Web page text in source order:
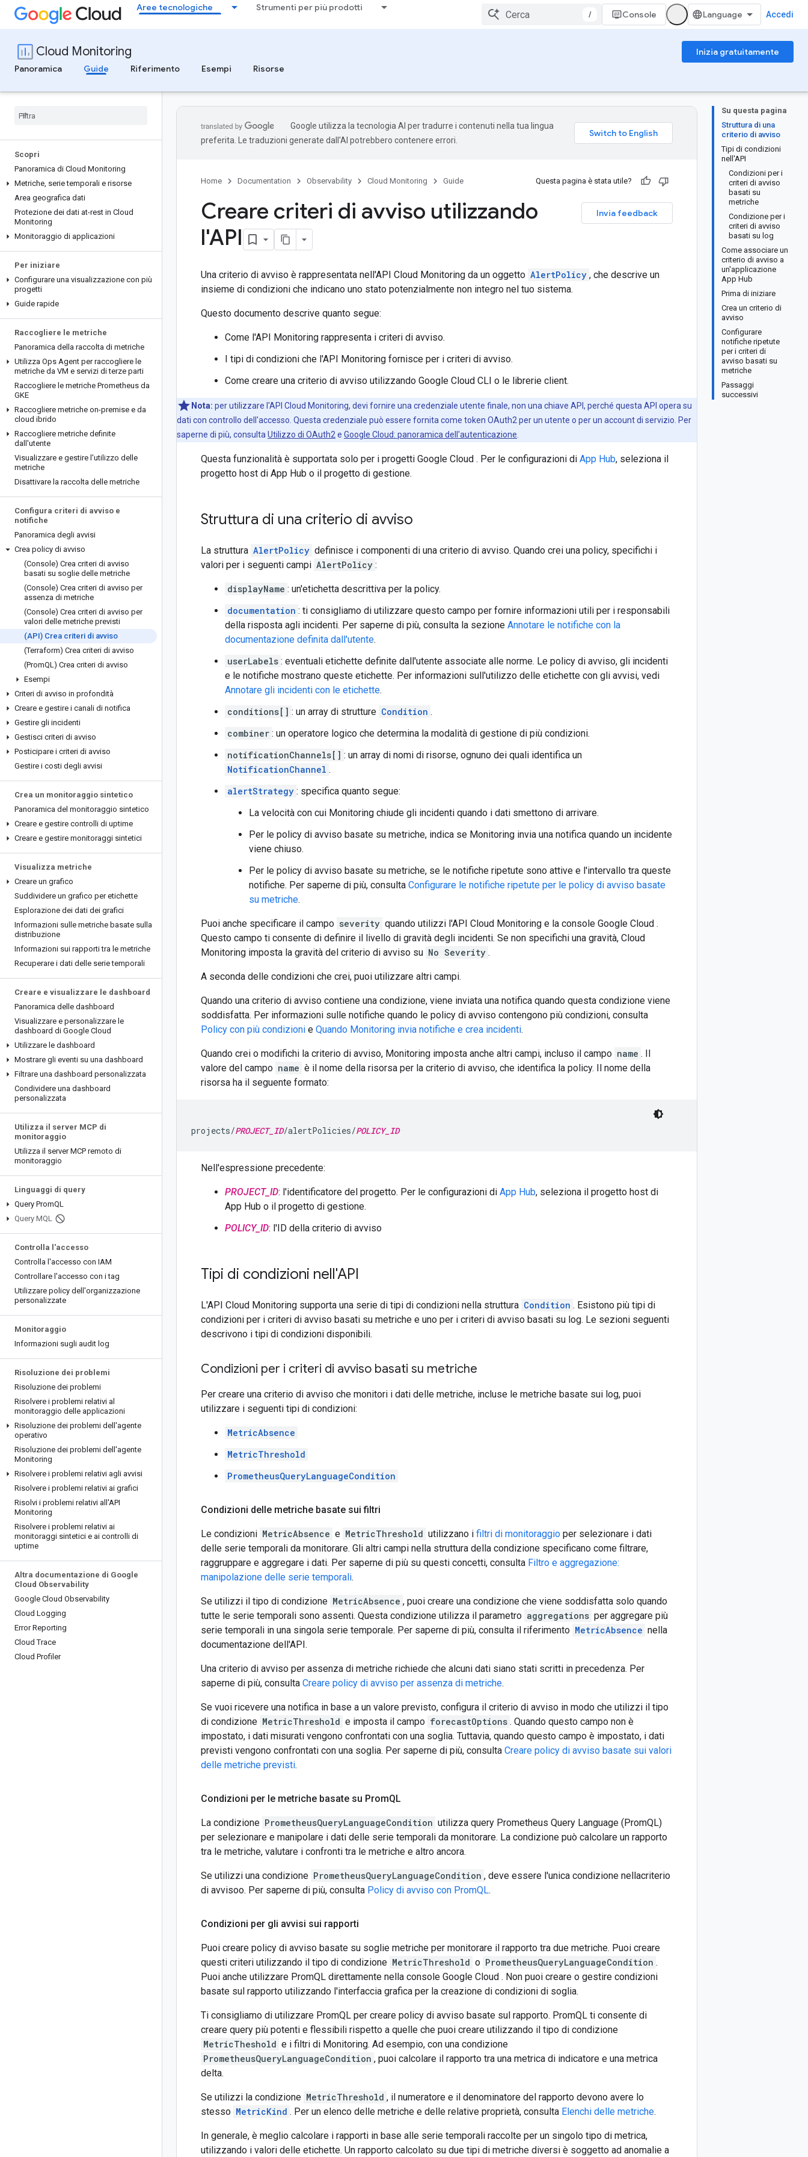
Aree tecnologiche Strumenti per più prodotti
/ Console Accedi
Cloud Monitoring
Inizia gratuitamente
Panoramica
Guide Riferimento Esempi Risorse
Scopri
Panoramica di Cloud Monitoring
Metriche, serie temporali e risorse
Area geografica dati
Protezione dei dati at-rest in Cloud
Monitoring
Monitoraggio di applicazioni
Per iniziare
Configurare una visualizzazione con più
progetti
Guide rapide
Raccogliere le metriche
Panoramica della raccolta di metriche
Utilizza Ops Agent per raccogliere le
metriche da VM e servizi di terze parti
Raccogliere le metriche Prometheus da
GKE
Raccogliere metriche on-premise e da
cloud ibrido
Raccogliere metriche definite
dall'utente
Visualizzare e gestire l'utilizzo delle
metriche
Disattivare la raccolta delle metriche
Configura criteri di avviso e
notifiche
Panoramica degli avvisi
Crea policy di avviso
(Console) Crea criteri di avviso
basati su soglie delle metriche
(Console) Crea criteri di avviso per
assenza di metriche
(Console) Crea criteri di avviso per
valori delle metriche previsti
(API) Crea criteri di avviso
(Terraform) Crea criteri di avviso
(PromQL) Crea criteri di avviso
Esempi
Criteri di avviso in profondità
Creare e gestire i canali di notifica
Gestire gli incidenti
Gestisci criteri di avviso
Posticipare i criteri di avviso
Gestire i costi degli avvisi
Crea un monitoraggio sintetico
Panoramica del monitoraggio sintetico
Creare e gestire controlli di uptime
Creare e gestire monitoraggi sintetici
Visualizza metriche
Creare un grafico
Suddividere un grafico per etichette
Esplorazione dei dati dei grafici
Informazioni sulle metriche basate sulla
distribuzione
Informazioni sui rapporti tra le metriche
Recuperare i dati delle serie temporali
Creare e visualizzare le dashboard
Panoramica delle dashboard
Visualizzare e personalizzare le
dashboard di Google Cloud
Utilizzare le dashboard
Mostrare gli eventi su una dashboard
Filtrare una dashboard personalizzata
Condividere una dashboard
personalizzata
Utilizza il server MCP di
monitoraggio
Utilizza il server MCP remoto di
monitoraggio
Linguaggi di query
Query PromQL
Query MQL
Controlla l'accesso
Controlla l'accesso con IAM
Controllare l'accesso con i tag
Utilizzare policy dell'organizzazione
personalizzate
Monitoraggio
Informazioni sugli audit log
Risoluzione dei problemi
Risoluzione dei problemi
Risolvere i problemi relativi al
monitoraggio delle applicazioni
Risoluzione dei problemi dell'agente
operativo
Risoluzione dei problemi dell'agente
Monitoring
Risolvere i problemi relativi agli avvisi
Risolvere i problemi relativi ai grafici
Risolvi i problemi relativi all'API
Monitoring
Risolvere i problemi relativi ai
monitoraggi sintetici e ai controlli di
uptime
Altra documentazione di Google
Cloud Observability
Google Cloud Observability
Cloud Logging
Error Reporting
Cloud Trace
Cloud Profiler
Su questa pagina
Struttura di una
criterio di avviso
Tipi di condizioni
nell'API
Condizioni per i
criteri di avviso
basati su
metriche
Condizione per i
criteri di avviso
basati su log
Come associare un
criterio di avviso a
un'applicazione
App Hub
Prima di iniziare
Crea un criterio di
avviso
Configurare
notifiche ripetute
per i criteri di
avviso basati su
metriche
Passaggi
successivi
Google utilizza la tecnologia AI per tradurre i contenuti nella tua lingua
preferita. Le traduzioni generate dall'AI potrebbero contenere errori.
Home Documentation Observability Cloud Monitoring Guide Questa pagina è stata utile?
Invia feedback
Creare criteri di avviso utilizzando
l'API
Una criterio di avviso è rappresentata nell'API Cloud Monitoring da un oggetto AlertPolicy , che descrive un
insieme di condizioni che indicano uno stato potenzialmente non integro nel tuo sistema.
Questo documento descrive quanto segue:
Come l'API Monitoring rappresenta i criteri di avviso.
I tipi di condizioni che l'API Monitoring fornisce per i criteri di avviso.
Come creare una criterio di avviso utilizzando Google Cloud CLI o le librerie client.
Nota: per utilizzare l'API Cloud Monitoring, devi fornire una credenziale utente finale, non una chiave API, perché questa API opera su
dati con controllo dell'accesso. Questa credenziale può essere fornita come token OAuth2 per un utente o per un account di servizio. Per
saperne di più, consulta Utilizzo di OAuth2 e Google Cloud: panoramica dell'autenticazione
Questa funzionalità è supportata solo per i progetti Google Cloud . Per le configurazioni di App Hub, seleziona il
progetto host di App Hub o il progetto di gestione.
Struttura di una criterio di avviso
La struttura AlertPolicy definisce i componenti di una criterio di avviso. Quando crei una policy, specifichi i
valori per i seguenti campi AlertPolicy :
displayName : un'etichetta descrittiva per la policy.
documentation : ti consigliamo di utilizzare questo campo per fornire informazioni utili per i responsabili
della risposta agli incidenti. Per saperne di più, consulta la sezione Annotare le notifiche con la
documentazione definita dall'utente.
userLabels : eventuali etichette definite dall'utente associate alle norme. Le policy di avviso, gli incidenti
e le notifiche mostrano queste etichette. Per informazioni sull'utilizzo delle etichette con gli avvisi, vedi
Annotare gli incidenti con le etichette.
conditions[] : un array di strutture Condition .
combiner : un operatore logico che determina la modalità di gestione di più condizioni.
notificationChannels[] : un array di nomi di risorse, ognuno dei quali identifica un
NotificationChannel .
alertStrategy : specifica quanto segue:
La velocità con cui Monitoring chiude gli incidenti quando i dati smettono di arrivare.
Per le policy di avviso basate su metriche, indica se Monitoring invia una notifica quando un incidente
viene chiuso.
Per le policy di avviso basate su metriche, se le notifiche ripetute sono attive e l'intervallo tra queste
notifiche. Per saperne di più, consulta Configurare le notifiche ripetute per le policy di avviso basate
su metriche.
Puoi anche specificare il campo severity quando utilizzi l'API Cloud Monitoring e la console Google Cloud .
Questo campo ti consente di definire il livello di gravità degli incidenti. Se non specifichi una gravità, Cloud
Monitoring imposta la gravità del criterio di avviso su No Severity .
A seconda delle condizioni che crei, puoi utilizzare altri campi.
Quando una criterio di avviso contiene una condizione, viene inviata una notifica quando questa condizione viene
soddisfatta. Per informazioni sulle notifiche quando le policy di avviso contengono più condizioni, consulta
Policy con più condizioni e Quando Monitoring invia notifiche e crea incidenti.
Quando crei o modifichi la criterio di avviso, Monitoring imposta anche altri campi, incluso il campo name . Il
valore del campo name è il nome della risorsa per la criterio di avviso, che identifica la policy. Il nome della
risorsa ha il seguente formato:
projects/PROJECT_ID/alertPolicies/POLICY_ID
Nell'espressione precedente:
PROJECT_ID: l'identificatore del progetto. Per le configurazioni di App Hub, seleziona il progetto host di
App Hub o il progetto di gestione.
POLICY_ID: l'ID della criterio di avviso
Tipi di condizioni nell'API
L'API Cloud Monitoring supporta una serie di tipi di condizioni nella struttura Condition . Esistono più tipi di
condizioni per i criteri di avviso basati su metriche e uno per i criteri di avviso basati su log. Le sezioni seguenti
descrivono i tipi di condizioni disponibili.
Condizioni per i criteri di avviso basati su metriche
Per creare una criterio di avviso che monitori i dati delle metriche, incluse le metriche basate sui log, puoi
utilizzare i seguenti tipi di condizioni:
MetricAbsence
MetricThreshold
PrometheusQueryLanguageCondition
Condizioni delle metriche basate sui filtri
Le condizioni MetricAbsence e MetricThreshold utilizzano i filtri di monitoraggio per selezionare i dati
delle serie temporali da monitorare. Gli altri campi nella struttura della condizione specificano come filtrare,
raggruppare e aggregare i dati. Per saperne di più su questi concetti, consulta Filtro e aggregazione:
manipolazione delle serie temporali.
Se utilizzi il tipo di condizione MetricAbsence , puoi creare una condizione che viene soddisfatta solo quando
tutte le serie temporali sono assenti. Questa condizione utilizza il parametro aggregations per aggregare più
serie temporali in una singola serie temporale. Per saperne di più, consulta il riferimento MetricAbsence nella
documentazione dell'API.
Una criterio di avviso per assenza di metriche richiede che alcuni dati siano stati scritti in precedenza. Per
saperne di più, consulta Creare policy di avviso per assenza di metriche.
Se vuoi ricevere una notifica in base a un valore previsto, configura il criterio di avviso in modo che utilizzi il tipo
di condizione MetricThreshold e imposta il campo forecastOptions . Quando questo campo non è
impostato, i dati misurati vengono confrontati con una soglia. Tuttavia, quando questo campo è impostato, i dati
previsti vengono confrontati con una soglia. Per saperne di più, consulta Creare policy di avviso basate sui valori
delle metriche previsti.
Condizioni per le metriche basate su PromQL
La condizione PrometheusQueryLanguageCondition utilizza query Prometheus Query Language (PromQL)
per selezionare e manipolare i dati delle serie temporali da monitorare. La condizione può calcolare un rapporto
tra le metriche, valutare i confronti tra le metriche e altro ancora.
Se utilizzi una condizione PrometheusQueryLanguageCondition , deve essere l'unica condizione nellacriterio
di avvisoo. Per saperne di più, consulta Policy di avviso con PromQL.
Condizioni per gli avvisi sui rapporti
Puoi creare policy di avviso basate su soglie metriche per monitorare il rapporto tra due metriche. Puoi creare
questi criteri utilizzando il tipo di condizione MetricThreshold o PrometheusQueryLanguageCondition .
Puoi anche utilizzare PromQL direttamente nella console Google Cloud . Non puoi creare o gestire condizioni
basate sul rapporto utilizzando l'interfaccia grafica per la creazione di condizioni di soglia.
Ti consigliamo di utilizzare PromQL per creare policy di avviso basate sul rapporto. PromQL ti consente di
creare query più potenti e flessibili rispetto a quelle che puoi creare utilizzando il tipo di condizione
MetricTheshold e i filtri di Monitoring. Ad esempio, con una condizione
PrometheusQueryLanguageCondition , puoi calcolare il rapporto tra una metrica di indicatore e una metrica
delta.
Se utilizzi la condizione MetricThreshold , il numeratore e il denominatore del rapporto devono avere lo
stesso MetricKind . Per un elenco delle metriche e delle relative proprietà, consulta Elenchi delle metriche.
In generale, è meglio calcolare i rapporti in base alle serie temporali raccolte per un singolo tipo di metrica,
utilizzando i valori delle etichette. Un rapporto calcolato su due tipi di metriche diversi è soggetto ad anomalie a